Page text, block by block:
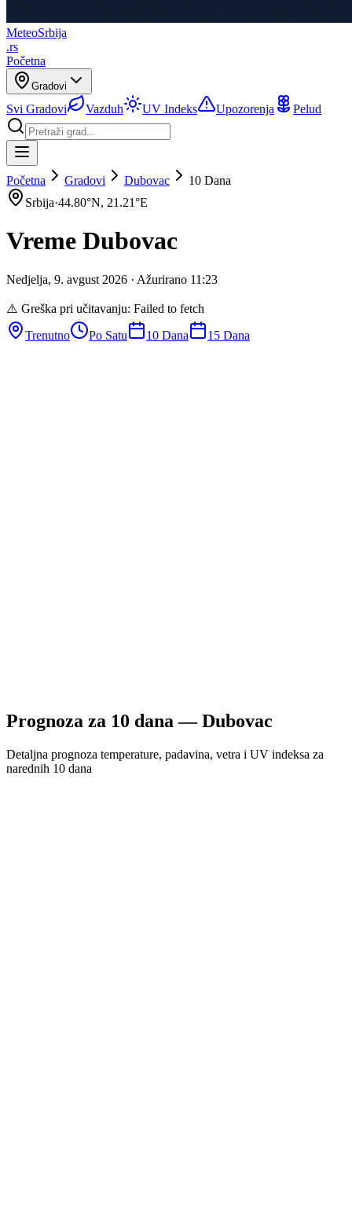
MeteoSrbija
.rs
Početna
Gradovi
Svi Gradovi Vazduh UV Indeks Upozorenja Pelud
Početna Gradovi Dubovac
10 Dana
Srbija·44.80°N, 21.21°E
Vreme Dubovac
Nedjelja, 9. avgust 2026 · Ažurirano 11 :23
⚠️ Greška pri učitavanju: Failed to fetch
Trenutno
Po Satu 10 Dana 15 Dana
Prognoza za 10 dana —Dubovac
Detaljna prognoza temperature, padavina, vetra i UV indeksa za
narednih 10 dana